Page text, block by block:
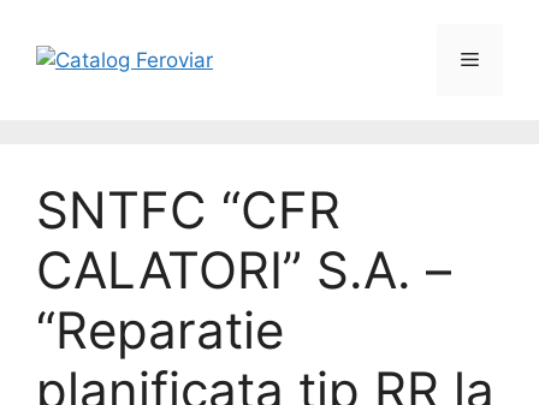
content
Menu
SNTFC “CFR
CALATORI” S.A. –
“Reparatie
planificata tip RR la